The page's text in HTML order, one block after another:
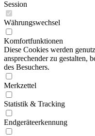
Session
Währungswechsel
Komfortfunktionen
Diese Cookies werden
ansprechender zu gestalten,
des Besuchers.
Merkzettel
Statistik & Tracking
Endgeräteerkennung